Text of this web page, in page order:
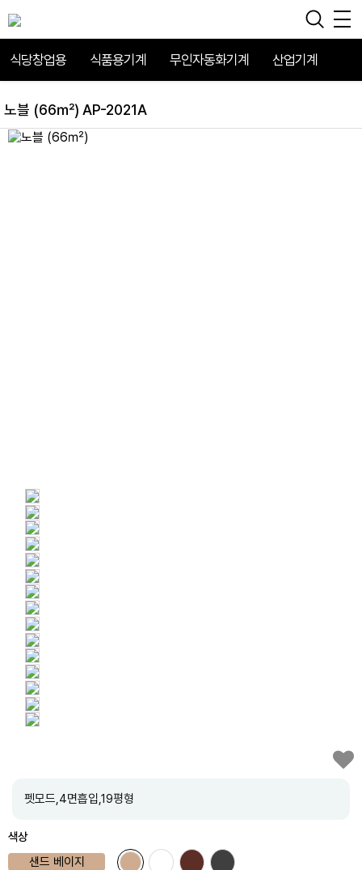
식당창업용 식품용기계 무인자동화기계 산업기계
노블 (66㎡) AP-2021A
펫모드,4면흡입,19평형
색상
샌드 베이지